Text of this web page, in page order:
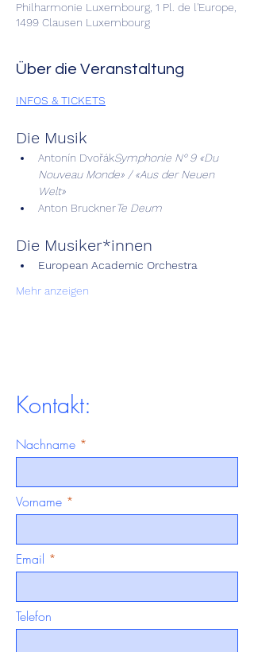
Philharmonie Luxembourg, 1 Pl. de l'Europe,
1499 Clausen Luxembourg
Über die Veranstaltung
INFOS & TICKETS
Die Musik
Antonín DvořákSymphonie N° 9 «Du
Nouveau Monde» / «Aus der Neuen
Welt»
Anton BrucknerTe Deum
Die Musiker*innen
European Academic Orchestra
Mehr anzeigen
Kontakt:
Nachname
Vorname
Email
Telefon